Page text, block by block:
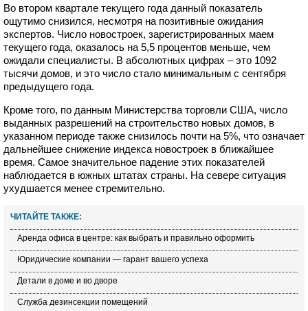
Во втором квартале текущего года данный показатель
ощутимо снизился, несмотря на позитивные ожидания
экспертов. Число новостроек, зарегистрированных маем
текущего года, оказалось на 5,5 процентов меньше, чем
ожидали специалисты. В абсолютных цифрах – это 1092
тысячи домов, и это число стало минимальным с сентября
предыдущего года.
Кроме того, по данным Министерства торговли США, число
выданных разрешений на строительство новых домов, в
указанном периоде также снизилось почти на 5%, что означает
дальнейшее снижение индекса новостроек в ближайшее
время. Самое значительное падение этих показателей
наблюдается в южных штатах страны. На севере ситуация
ухудшается менее стремительно.
ЧИТАЙТЕ ТАКЖЕ:
Аренда офиса в центре: как выбрать и правильно оформить
Юридические компании — гарант вашего успеха
Детали в доме и во дворе
Служба дезинсекции помещений